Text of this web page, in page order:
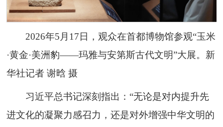
2026年5月17日，观众在首都博物馆参观“玉米
·黄金·美洲豹——玛雅与安第斯古代文明”大展。新
华社记者 谢晗 摄
习近平总书记深刻指出：“无论是对内提升先
进文化的凝聚力感召力，还是对外增强中华文明的